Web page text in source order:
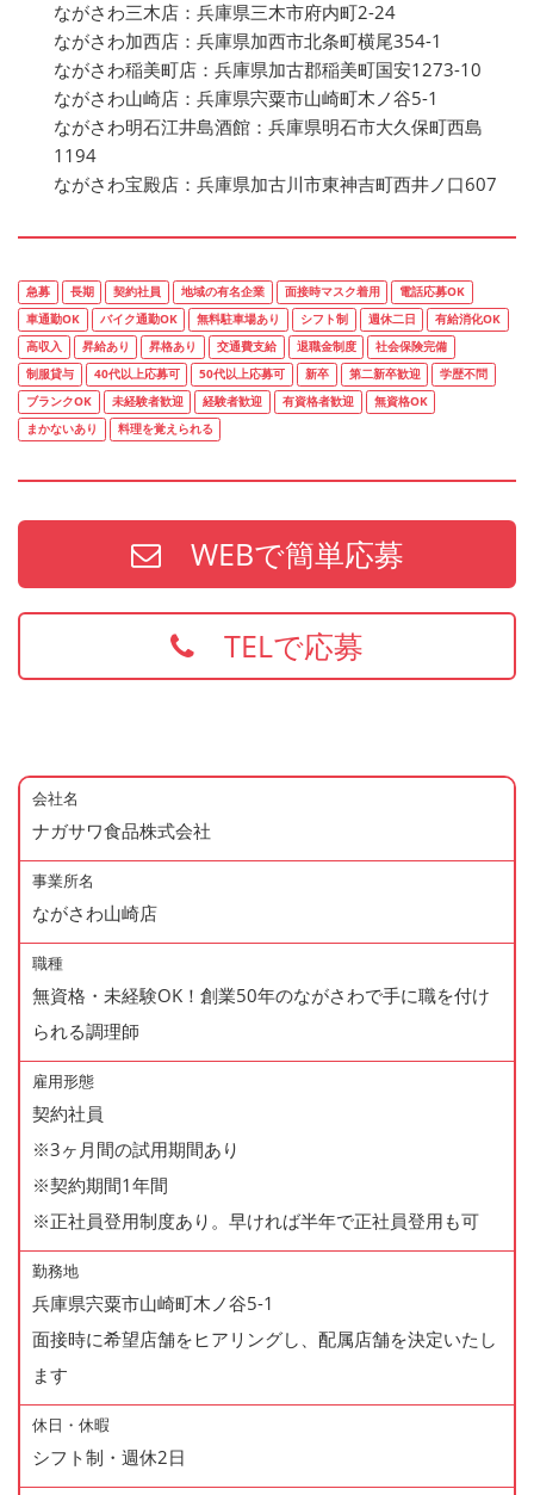
ながさわ三木店：兵庫県三木市府内町2-24
ながさわ加西店：兵庫県加西市北条町横尾354-1
ながさわ稲美町店：兵庫県加古郡稲美町国安1273-10
ながさわ山崎店：兵庫県宍粟市山崎町木ノ谷5-1
ながさわ明石江井島酒館：兵庫県明石市大久保町西島
1194
ながさわ宝殿店：兵庫県加古川市東神吉町西井ノ口607
急募 長期 契約社員 地域の有名企業 面接時マスク着用
電話応募OK
車通勤OK
バイク通勤OK 無料駐車場あり シフト制 週休二日
有給消化OK
高収入
昇給あり 昇格あり 交通費支給 退職金制度
社会保険完備
制服貸与
40代以上応募可 50代以上応募可 新卒 第二新卒歓迎
学歴不問
ブランクOK
未経験者歓迎 経験者歓迎 有資格者歓迎
無資格OK
まかないあり
料理を覚えられる
WEBで簡単応募
TELで応募
会社名
ナガサワ食品株式会社
事業所名
ながさわ山崎店
職種
無資格・未経験OK！創業50年のながさわで手に職を付け
られる調理師
雇用形態
契約社員
※3ヶ月間の試用期間あり
※契約期間1年間
※正社員登用制度あり。早ければ半年で正社員登用も可
勤務地
兵庫県宍粟市山崎町木ノ谷5-1
面接時に希望店舗をヒアリングし、配属店舗を決定いたし
ます
休日・休暇
シフト制・週休2日